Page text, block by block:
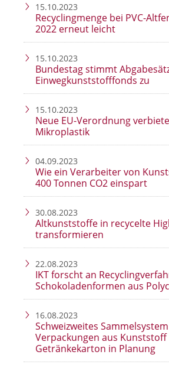
15.10.2023
Recyclingmenge bei PVC-
2022 erneut leicht
15.10.2023
Bundestag stimmt
Einwegkunststofffonds zu
15.10.2023
Neue EU-Verordnung
Mikroplastik
04.09.2023
Wie ein Verarbeiter von
400 Tonnen CO2 einspart
30.08.2023
Altkunststoffe in recycelte
transformieren
22.08.2023
IKT forscht an
Schokoladenformen aus
16.08.2023
Schweizweites
Verpackungen aus
Getränkekarton in Planung